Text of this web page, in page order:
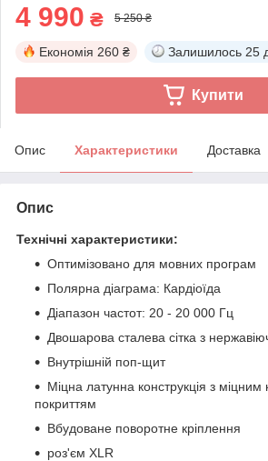
4 990 ₴ 5 250 ₴
Економія 260 ₴ Залишилось 25
Купити
Опис Характеристики Доставка
Опис
Технічні характеристики:
Оптимізовано для мовних програм
Полярна діаграма: Кардіоїда
Діапазон частот: 20 - 20 000 Гц
Двошарова сталева сітка з
Внутрішній поп-щит
Міцна латунна конструкція з міцним
покриттям
Вбудоване поворотне кріплення
роз'єм XLR